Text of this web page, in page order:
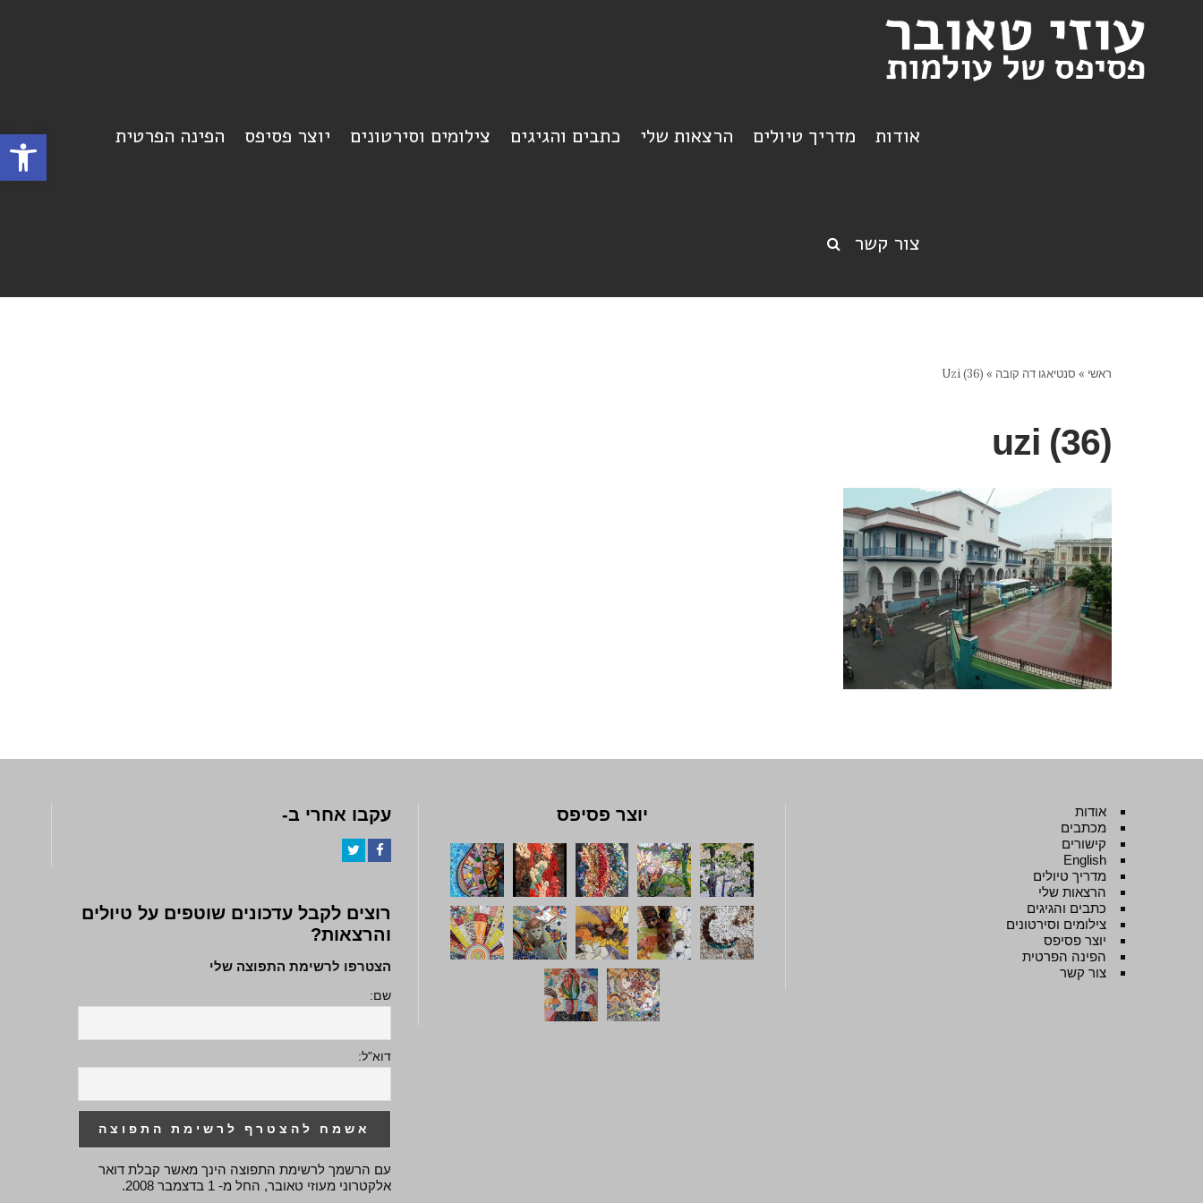
פתח אודות מדריך טיולים הרצאות שלי כתבים והגיגים צילומים וסירטונים יוצר פסיפס הפינה הפרטית
צור קשר
ראשי » סנטיאגו דה קובה »
Uzi (36)
uzi (36)
אודות
מכתבים
קישורים
English
מדריך טיולים
הרצאות שלי
כתבים והגיגים
צילומים וסירטונים
יוצר פסיפס
הפינה הפרטית
צור קשר
יוצר פסיפס עקבו אחרי ב-
רוצים לקבל עדכונים שוטפים על טיולים
והרצאות?
הצטרפו לרשימת התפוצה שלי
שם:
דוא"ל:
עם הרשמך לרשימת התפוצה הינך מאשר קבלת דואר
אלקטרוני מעוזי טאובר, החל מ- 1 בדצמבר 2008.